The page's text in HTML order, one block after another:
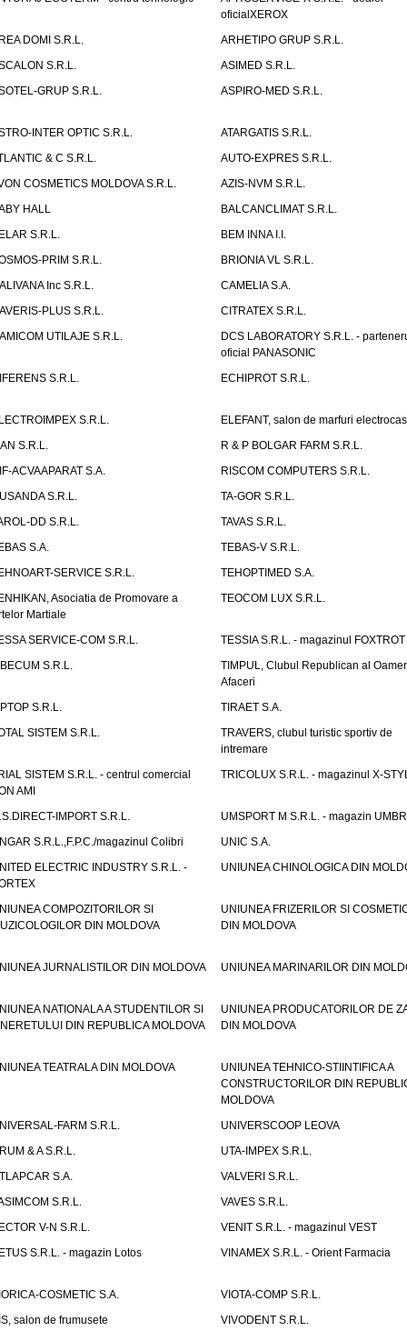
oficialXEROX
DOMI S.R.L.
ARHETIPO GRUP S.R.L.
S.R.L.
ASIMED S.R.L.
GRUP S.R.L.
ASPIRO-MED S.R.L.
INTER OPTIC S.R.L.
ATARGATIS S.R.L.
& C S.R.L.
AUTO-EXPRES S.R.L.
COSMETICS MOLDOVA S.R.L.
AZIS-NVM S.R.L.
HALL
BALCANCLIMAT S.R.L.
S.R.L.
BEM INNA I.I.
PRIM S.R.L.
BRIONIA VL S.R.L.
Inc S.R.L.
CAMELIA S.A.
PLUS S.R.L.
CITRATEX S.R.L.
UTILAJE S.R.L.
DCS LABORATORY S.R.L. -
oficial PANASONIC
S.R.L.
ECHIPROT S.R.L.
S.R.L.
ELEFANT, salon de marfuri
S.R.L.
R & P BOLGAR FARM S.R.L.
ACVAAPARAT S.A.
RISCOM COMPUTERS S.R.L.
S.R.L.
TA-GOR S.R.L.
DD S.R.L.
TAVAS S.R.L.
S.A.
TEBAS-V S.R.L.
SERVICE S.R.L.
TEHOPTIMED S.A.
Asociatia de Promovare a
Martiale
TEOCOM LUX S.R.L.
SERVICE-COM S.R.L.
TESSIA S.R.L. - magazinul FOXTROT
S.R.L.
TIMPUL, Clubul Republican al
Afaceri
S.R.L.
TIRAET S.A.
SISTEM S.R.L.
TRAVERS, clubul turistic sportiv de
intremare
SISTEM S.R.L. - centrul comercial
AMI
TRICOLUX S.R.L. - magazinul X-
IMPORT S.R.L.
UMSPORT M S.R.L. - magazin
S.R.L.,F.P.C./magazinul Colibri
UNIC S.A.
ELECTRIC INDUSTRY S.R.L. -
UNIUNEA CHINOLOGICA DIN
COMPOZITORILOR SI
DIN MOLDOVA
UNIUNEA FRIZERILOR SI
DIN MOLDOVA
JURNALISTILOR DIN MOLDOVA UNIUNEA MARINARILOR DIN
NATIONALA A STUDENTILOR SI
DIN REPUBLICA MOLDOVA
UNIUNEA PRODUCATORILOR DE
DIN MOLDOVA
TEATRALA DIN MOLDOVA
UNIUNEA TEHNICO-STIINTIFICA A
CONSTRUCTORILOR DIN
MOLDOVA
FARM S.R.L.
UNIVERSCOOP LEOVA
& A S.R.L.
UTA-IMPEX S.R.L.
S.A.
VALVERI S.R.L.
S.R.L.
VAVES S.R.L.
V-N S.R.L.
VENIT S.R.L. - magazinul VEST
S.R.L. - magazin Lotos
VINAMEX S.R.L. - Orient Farmacia
COSMETIC S.A.
VIOTA-COMP S.R.L.
salon de frumusete
VIVODENT S.R.L.